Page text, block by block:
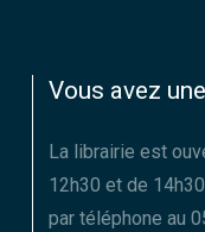
Vous avez
La librairie est
12h30 et de
par téléphone au